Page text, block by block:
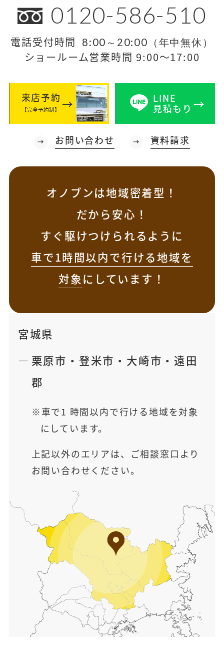
0120-586-510
電話受付時間 8:00～20:00（年中無休）
ショールーム営業時間 9:00～17:00
来店予約
【完全予約制】
LINE
見積もり
お問い合わせ 資料請求
オノブンは地域密着型！
だから安心！
すぐ駆けつけられるように
車で1時間以内で行ける地域を
対象にしています！
宮城県
栗原市 ・ 登米市 ・ 大崎市 ・ 遠田
郡
車で1 時間以内で行ける地域を対象
にしています。
上記以外のエリアは、ご相談窓口より
お問い合わせください。